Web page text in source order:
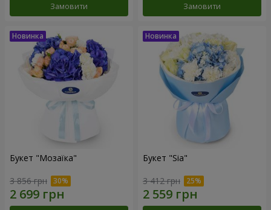
Замовити Замовити
Букет "Мозаїка"
3 856 грн
Букет "Sia"
3 412 грн